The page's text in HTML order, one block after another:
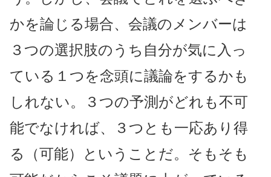
かを論じる場合、会議のメンバーは
３つの選択肢のうち自分が気に入っ
ている１つを念頭に議論をするかも
しれない。３つの予測がどれも不可
能でなければ、３つとも一応あり得
る（可能）ということだ。そもそも